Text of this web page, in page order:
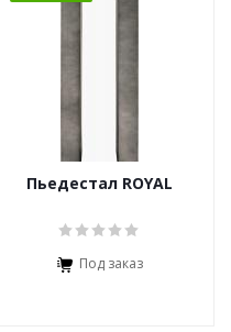
Пьедестал ROYAL
Под заказ